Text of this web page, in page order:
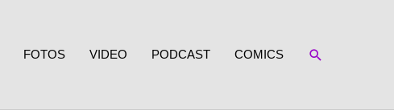
FOTOS VIDEO PODCAST COMICS SUCHEN